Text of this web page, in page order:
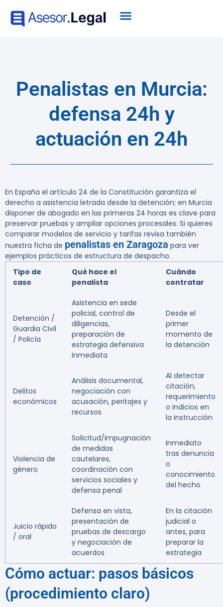
Penalistas en Murcia:
defensa 24h y
actuación en 24h
En España el artículo 24 de la Constitución garantiza el
derecho a asistencia letrada desde la detención; en Murcia
disponer de abogado en las primeras 24 horas es clave para
preservar pruebas y ampliar opciones procesales. Si quieres
comparar modelos de servicio y tarifas revisa también
nuestra ficha de penalistas en Zaragoza para ver
ejemplos prácticos de estructura de despacho.
Tipo de
caso
Qué hace el
penalista
Cuándo
contratar
Detención /
Guardia Civil
/ Policía
Asistencia en sede
policial, control de
diligencias,
preparación de
estrategia defensiva
inmediata
Desde el
primer
momento de
la detención
Delitos
económicos
Análisis documental,
negociación con
acusación, peritajes y
recursos
Al detectar
citación,
requerimiento
o indicios en
la instrucción
Violencia de
género
Solicitud/impugnación
de medidas
cautelares,
coordinación con
servicios sociales y
defensa penal
Inmediato
tras denuncia
o
conocimiento
del hecho
Juicio rápido
/ oral
Defensa en vista,
presentación de
pruebas de descargo
y negociación de
acuerdos
En la citación
judicial o
antes, para
preparar la
estrategia
Cómo actuar: pasos básicos
(procedimiento claro)